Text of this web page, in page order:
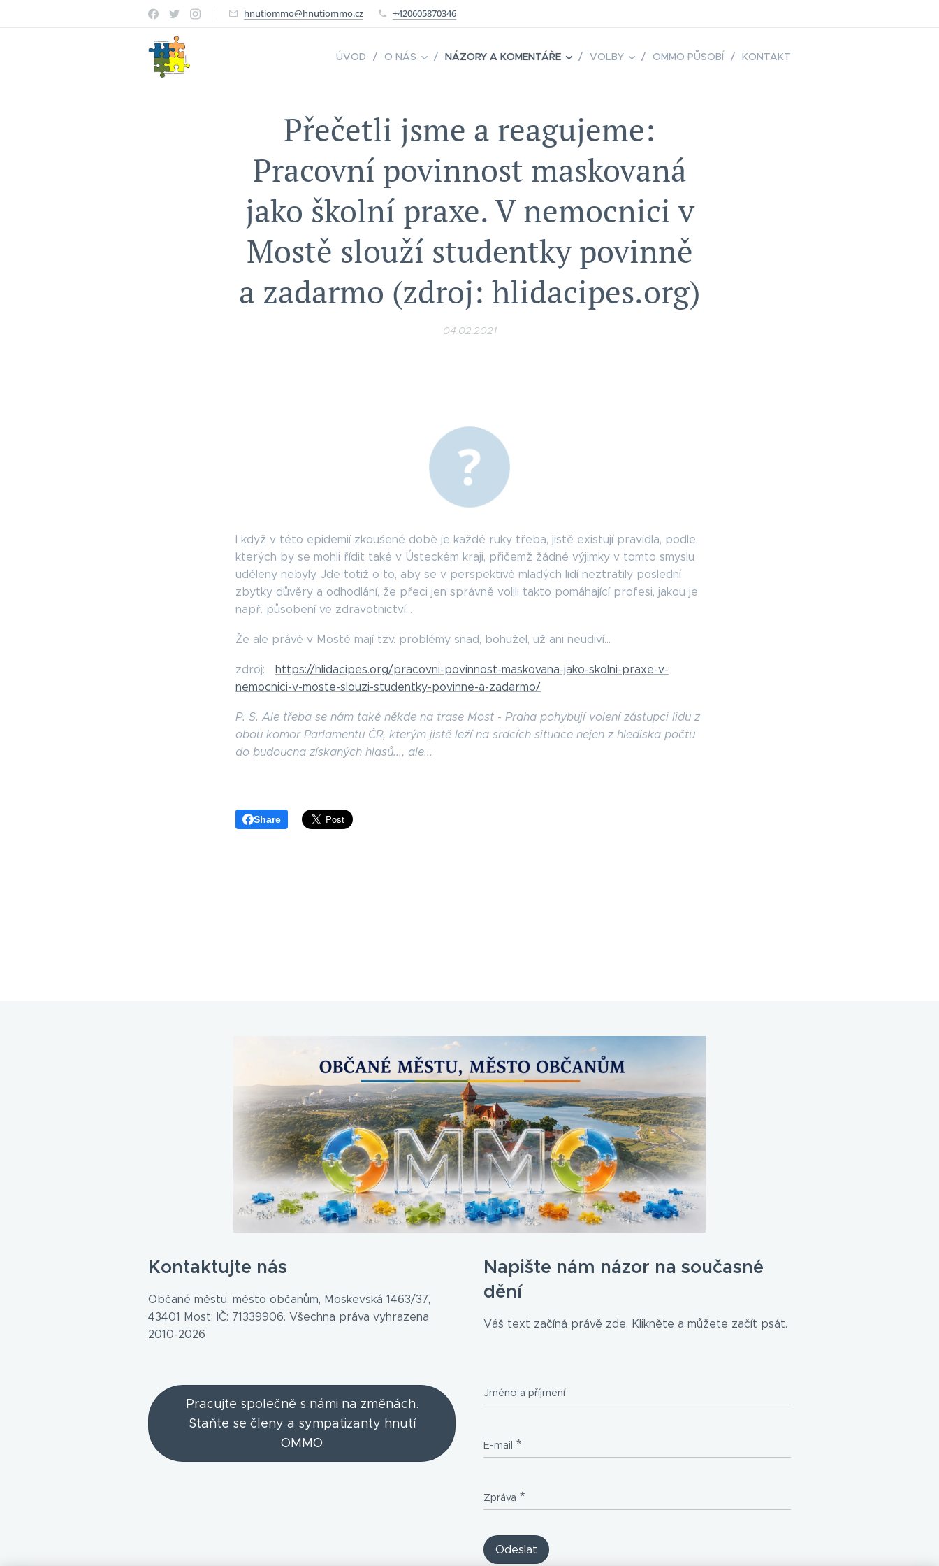
hnutiommo@hnutiommo.cz +420605870346
ÚVOD O NÁS NÁZORY A KOMENTÁŘE VOLBY OMMO PŮSOBÍ KONTAKT
Přečetli jsme a reagujeme:
Pracovní povinnost maskovaná
jako školní praxe. V nemocnici v
Mostě slouží studentky povinně
a zadarmo (zdroj: hlidacipes.org)
04.02.2021
I když v této epidemií zkoušené době je každé ruky třeba, jistě existují pravidla, podle
kterých by se mohli řídit také v Ústeckém kraji, přičemž žádné výjimky v tomto smyslu
uděleny nebyly. Jde totiž o to, aby se v perspektivě mladých lidí neztratily poslední
zbytky důvěry a odhodlání, že přeci jen správně volili takto pomáhající profesi, jakou je
např. působení ve zdravotnictví...
Že ale právě v Mostě mají tzv. problémy snad, bohužel, už ani neudiví...
zdroj:
https://hlidacipes.org/pracovni-povinnost-maskovana-jako-skolni-praxe-v-
nemocnici-v-moste-slouzi-studentky-povinne-a-zadarmo/
P. S. Ale třeba se nám také někde na trase Most - Praha pohybují volení zástupci lidu z
obou komor Parlamentu ČR, kterým jistě leží na srdcích situace nejen z hlediska počtu
do budoucna získaných hlasů..., ale...
Share
Kontaktujte nás
Občané městu, město občanům, Moskevská 1463/37,
43401 Most; IČ: 71339906. Všechna práva vyhrazena
2010-2026
Pracujte společně s námi na změnách.
Staňte se členy a sympatizanty hnutí
OMMO
Napište nám názor na současné
dění
Váš text začíná právě zde. Klikněte a můžete začít psát.
Jméno a příjmení
E-mail
Zpráva
Odeslat